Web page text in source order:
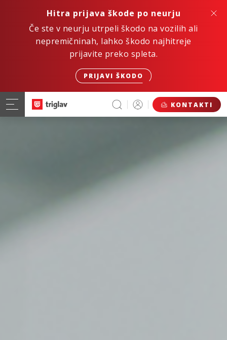
Hitra prijava škode po neurju
Če ste v neurju utrpeli škodo na vozilih ali
nepremičninah, lahko škodo najhitreje
prijavite preko spleta.
PRIJAVI ŠKODO
KONTAKTI